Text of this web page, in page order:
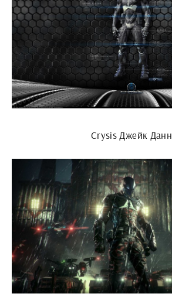
Crysis Джейк Данн